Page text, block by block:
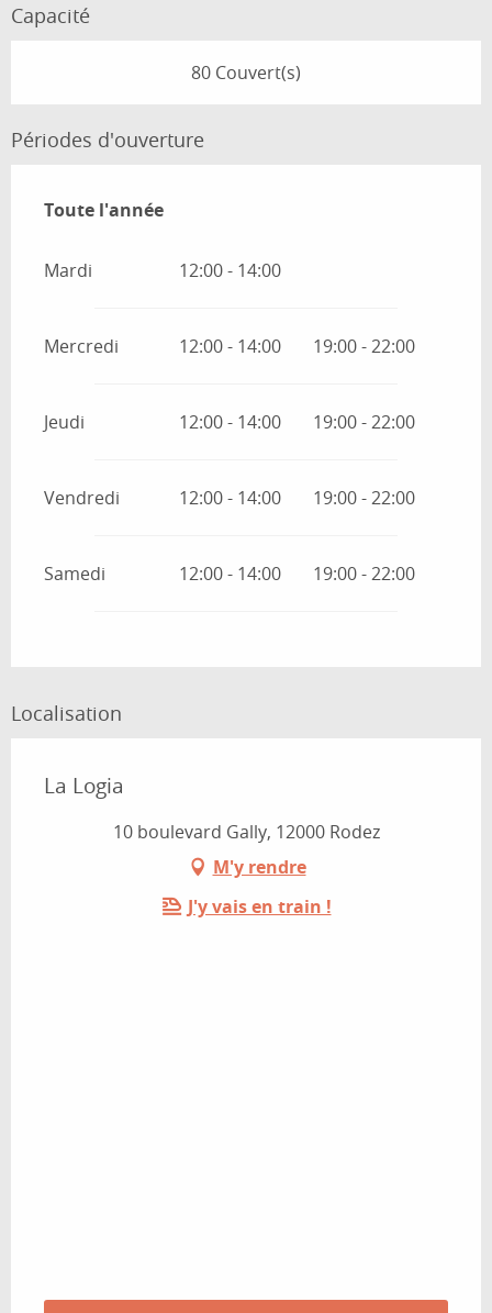
Capacité
80 Couvert(s)
Périodes d'ouverture
Toute l'année
Toute l'année
Mardi 12:00 - 14:00
Mercredi 12:00 - 14:00 19:00 - 22:00
Jeudi 12:00 - 14:00 19:00 - 22:00
Vendredi 12:00 - 14:00 19:00 - 22:00
Samedi 12:00 - 14:00 19:00 - 22:00
Localisation
La Logia
10 boulevard Gally, 12000 Rodez
M'y rendre
J'y vais en train !